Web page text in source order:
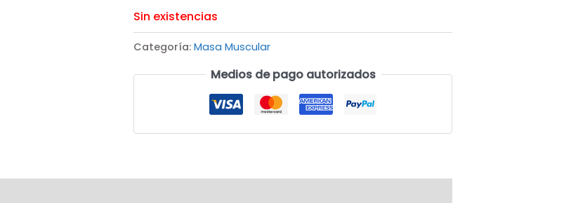
Sin existencias
Categoría:Masa Muscular
Medios de pago autorizados